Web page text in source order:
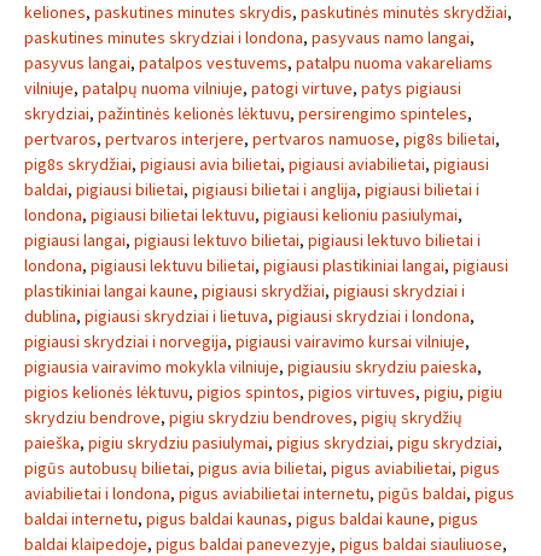
keliones, paskutines minutes skrydis, paskutinės minutės skrydžiai,
paskutines minutes skrydziai i londona, pasyvaus namo langai,
pasyvus langai, patalpos vestuvems, patalpu nuoma vakareliams
vilniuje, patalpų nuoma vilniuje, patogi virtuve, patys pigiausi
skrydziai, pažintinės kelionės lėktuvu, persirengimo spinteles,
pertvaros, pertvaros interjere, pertvaros namuose, pig8s bilietai,
pig8s skrydžiai, pigiausi avia bilietai, pigiausi aviabilietai, pigiausi
baldai, pigiausi bilietai, pigiausi bilietai i anglija, pigiausi bilietai i
londona, pigiausi bilietai lektuvu, pigiausi kelioniu pasiulymai,
pigiausi langai, pigiausi lektuvo bilietai, pigiausi lektuvo bilietai i
londona, pigiausi lektuvu bilietai, pigiausi plastikiniai langai, pigiausi
plastikiniai langai kaune, pigiausi skrydžiai, pigiausi skrydziai i
dublina, pigiausi skrydziai i lietuva, pigiausi skrydziai i londona,
pigiausi skrydziai i norvegija, pigiausi vairavimo kursai vilniuje,
pigiausia vairavimo mokykla vilniuje, pigiausiu skrydziu paieska,
pigios kelionės lėktuvu, pigios spintos, pigios virtuves, pigiu, pigiu
skrydziu bendrove, pigiu skrydziu bendroves, pigių skrydžių
paieška, pigiu skrydziu pasiulymai, pigius skrydziai, pigu skrydziai,
pigūs autobusų bilietai, pigus avia bilietai, pigus aviabilietai, pigus
aviabilietai i londona, pigus aviabilietai internetu, pigūs baldai, pigus
baldai internetu, pigus baldai kaunas, pigus baldai kaune, pigus
baldai klaipedoje, pigus baldai panevezyje, pigus baldai siauliuose,